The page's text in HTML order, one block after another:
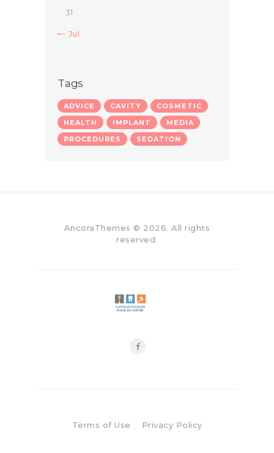
31
« Jul
Tags
ADVICE CAVITY
COSMETIC
HEALTH
IMPLANT
MEDIA
PROCEDURES
SEDATION
AncoraThemes © 2026. All rights
reserved.
Terms of Use Privacy Policy